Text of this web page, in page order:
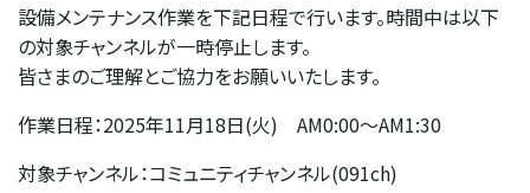
設備メンテナンス作業を下記日程で行います。時間中は以下
の対象チャンネルが一時停止します。
皆さまのご理解とご協力をお願いいたします。
作業日程：2025年11月18日(火) AM0:00～AM1:30
対象チャンネル：コミュニティチャンネル(091ch)